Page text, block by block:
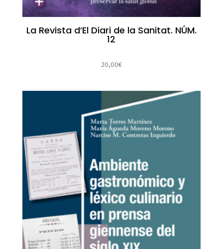
La Revista d’El Diari de la Sanitat. NÚM.
12
20,00€